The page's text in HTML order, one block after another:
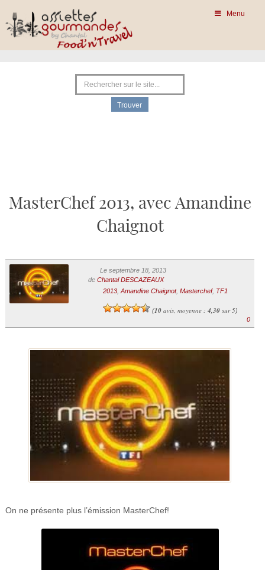
Menu
MasterChef 2013, avec Amandine
Chaignot
Le septembre 18, 2013
de Chantal DESCAZEAUX
2013, Amandine Chaignot, Masterchef, TF1
(10avis, moyenne : 4,30sur 5)
0
On ne présente plus l’émission MasterChef!